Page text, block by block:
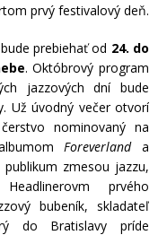
prvý festivalový deň.
prebiehať od 24. do
. Októbrový program
jazzových dní bude
Už úvodný večer otvorí
nominovaný na
Foreverlanda
zmesou jazzu,
prvého
bubeník, skladateľ
do Bratislavy príde